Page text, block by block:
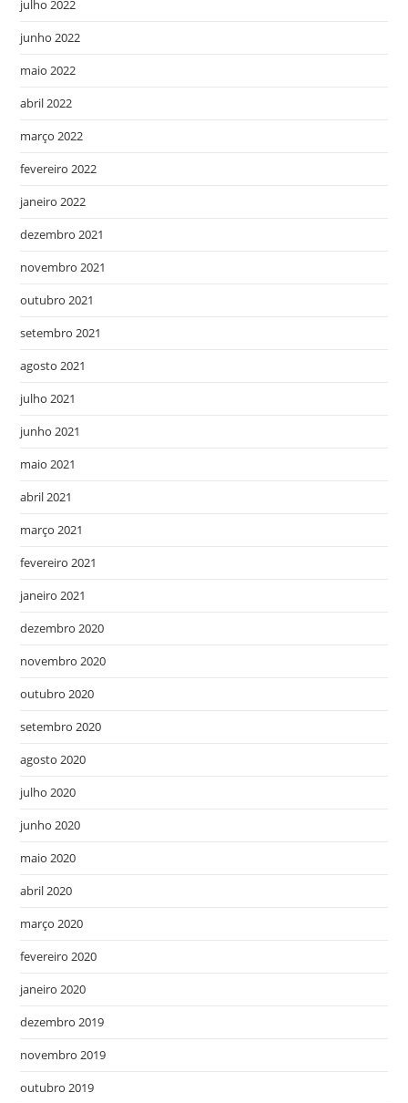
julho 2022
junho 2022
maio 2022
abril 2022
março 2022
fevereiro 2022
janeiro 2022
dezembro 2021
novembro 2021
outubro 2021
setembro 2021
agosto 2021
julho 2021
junho 2021
maio 2021
abril 2021
março 2021
fevereiro 2021
janeiro 2021
dezembro 2020
novembro 2020
outubro 2020
setembro 2020
agosto 2020
julho 2020
junho 2020
maio 2020
abril 2020
março 2020
fevereiro 2020
janeiro 2020
dezembro 2019
novembro 2019
outubro 2019